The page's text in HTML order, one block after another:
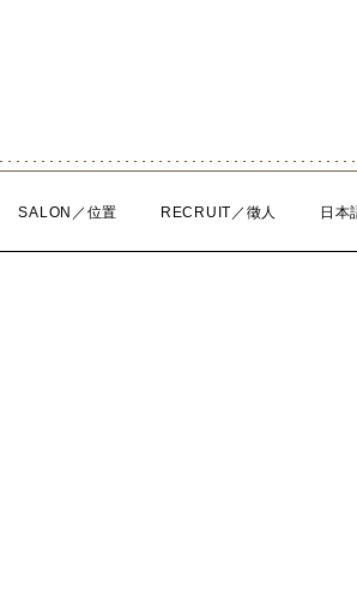
SALON／位置 RECRUIT／徵人 日本